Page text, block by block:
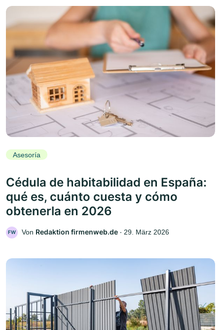
Asesoría
Cédula de habitabilidad en España:
qué es, cuánto cuesta y cómo
obtenerla en 2026
FW Von Redaktion firmenweb.de ‧ 29. März 2026